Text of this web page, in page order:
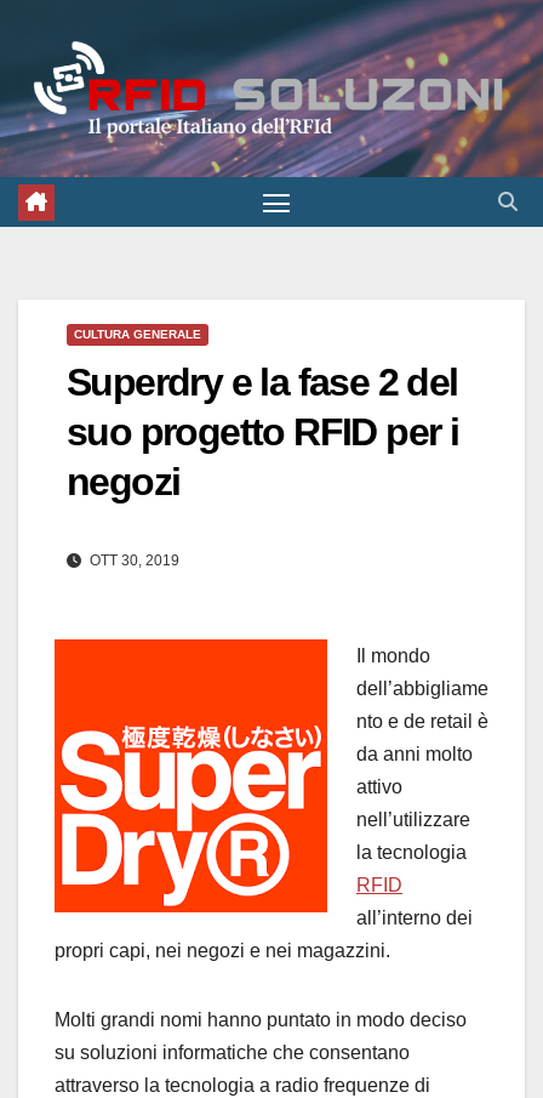
contenuto
CULTURA GENERALE
Superdry e la fase 2 del
suo progetto RFID per i
negozi
OTT 30, 2019
Il mondo
dell’abbigliame
nto e de retail è
da anni molto
attivo
nell’utilizzare
la tecnologia
RFID
all’interno dei
propri capi, nei negozi e nei magazzini.
Molti grandi nomi hanno puntato in modo deciso
su soluzioni informatiche che consentano
attraverso la tecnologia a radio frequenze di